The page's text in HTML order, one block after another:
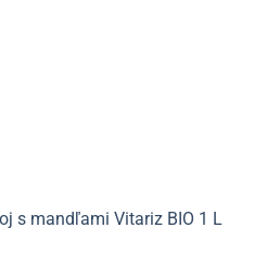
s mandľami Vitariz BIO 1 L